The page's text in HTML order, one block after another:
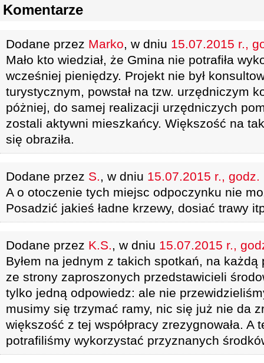
Komentarze
Dodane przez Marko, w dniu 15.07.2015 r.,
Mało kto wiedział, że Gmina nie potrafiła
wcześniej pieniędzy. Projekt nie był
turystycznym, powstał na tzw. urzędniczym
póżniej, do samej realizacji urzędniczych
zostali aktywni mieszkańcy. Większość na
się obraziła.
Dodane przez S., w dniu 15.07.2015 r., godz.
A o otoczenie tych miejsc odpoczynku nie
Posadzić jakieś ładne krzewy, dosiać trawy
Dodane przez K.S., w dniu 15.07.2015 r.,
Byłem na jednym z takich spotkań, na każdą
ze strony zaproszonych przedstawicieli
tylko jedną odpowiedz: ale nie
musimy się trzymać ramy, nic się już nie da
większość z tej współpracy zrezygnowała. A
potrafiliśmy wykorzystać przyznanych